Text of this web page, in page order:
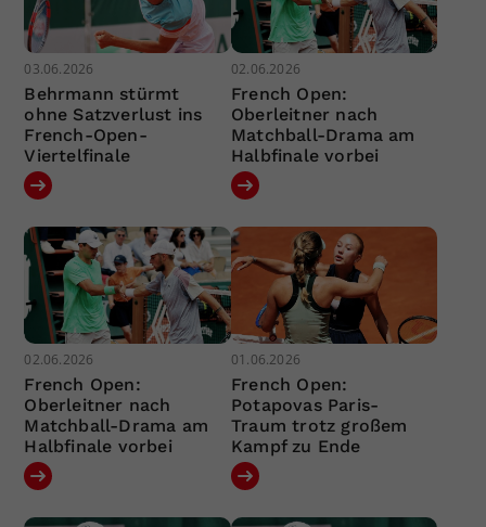
03.06.2026
Behrmann stürmt
ohne Satzverlust ins
French-Open-
Viertelfinale
02.06.2026
French Open:
Oberleitner nach
Matchball-Drama am
Halbfinale vorbei
02.06.2026
French Open:
Oberleitner nach
Matchball-Drama am
Halbfinale vorbei
01.06.2026
French Open:
Potapovas Paris-
Traum trotz großem
Kampf zu Ende